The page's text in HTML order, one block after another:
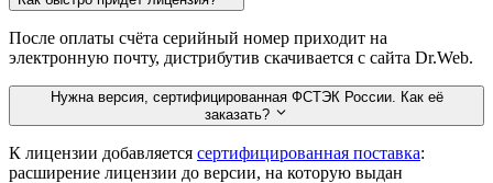
После оплаты счёта серийный номер приходит на
электронную почту, дистрибутив скачивается с сайта Dr.Web.
Нужна версия, сертифицированная ФСТЭК России. Как её
заказать?
К лицензии добавляется сертифицированная поставка:
расширение лицензии до версии, на которую выдан